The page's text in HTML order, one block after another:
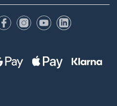
FacebookInstagram
YouTubeLinkedIn